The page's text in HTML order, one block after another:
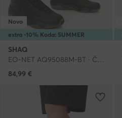
extra -10% Koda: SUMMER
Novo
SHAQ
84,99 €